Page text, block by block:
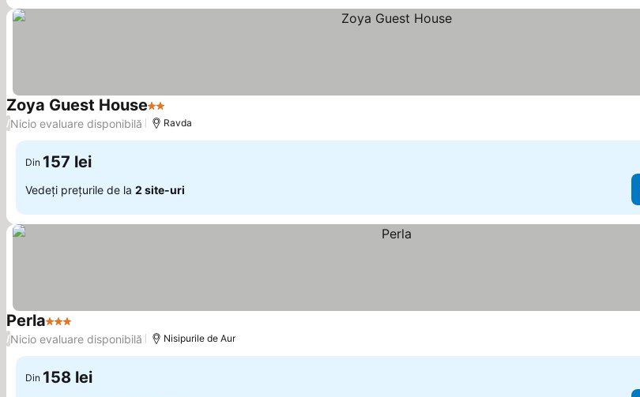
Zoya Guest House2 Stele
/Nicio evaluare disponibilă Ravda
Din 157 lei
Vedeți prețurile de la 2 site-uri
Perla3 Stele Vedeți prețurile
/Nicio evaluare disponibilă Nisipurile de Aur
Din 158 lei